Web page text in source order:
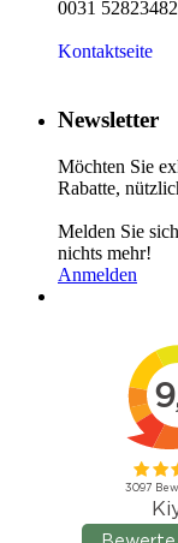
0031
Kontaktseite
Newsletter
Möchten Sie
Rabatte,
Melden Sie
nichts mehr!
Anmelden